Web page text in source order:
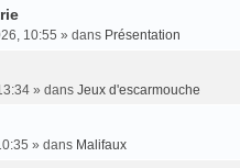
10:55 » dans Présentation
» dans Jeux d'escarmouche
» dans Malifaux